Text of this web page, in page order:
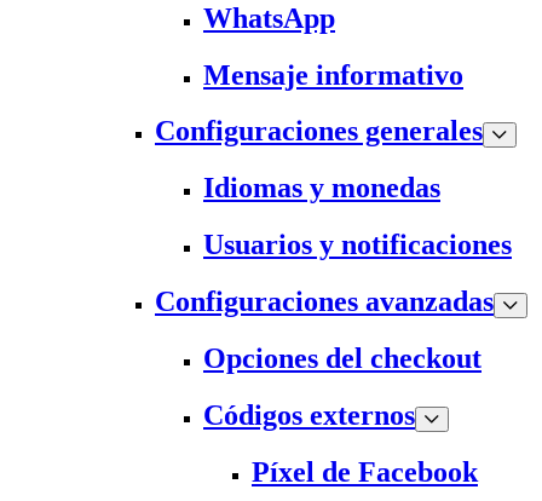
WhatsApp
Mensaje informativo
Configuraciones generales
Idiomas y monedas
Usuarios y notificaciones
Configuraciones avanzadas
Opciones del checkout
Códigos externos
Píxel de Facebook